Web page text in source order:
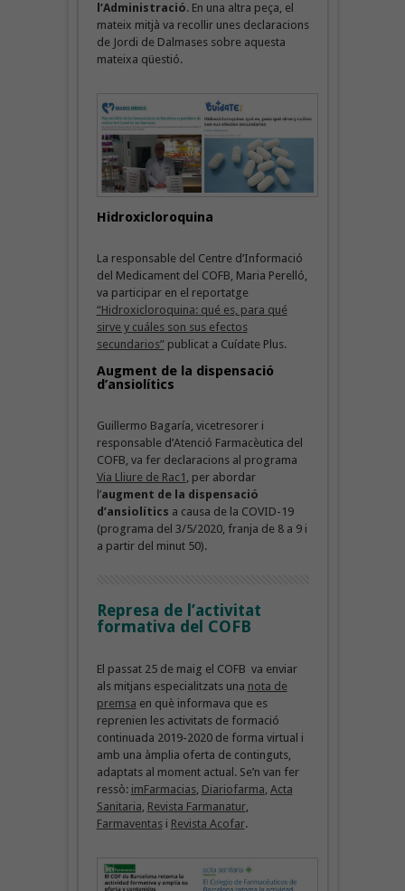
l’Administració. En una altra peça, el
mateix mitjà va recollir unes declaracions
de Jordi de Dalmases sobre aquesta
mateixa qüestió.
Hidroxicloroquina
La responsable del Centre d’Informació
del Medicament del COFB, Maria Perelló,
va participar en el reportatge
“Hidroxicloroquina: qué es, para qué
sirve y cuáles son sus efectos
secundarios”publicat a Cuídate Plus.
Augment de la dispensació
d’ansiolítics
Guillermo Bagaría, vicetresorer i
responsable d’Atenció Farmacèutica del
COFB, va fer declaracions al programa
Via Lliure de Rac1 , per abordar
l’augment de la dispensació
d’ansiolítics a causa de la COVID-19
(programa del 3/5/2020, franja de 8 a 9 i
a partir del minut 50).
Represa de l’activitat
formativa del COFB
El passat 25 de maig el COFB va enviar
als mitjans especialitzats una nota de
premsa en què informava que es
reprenien les activitats de formació
continuada 2019-2020 de forma virtual i
amb una àmplia oferta de continguts,
adaptats al moment actual. Se’n van fer
ressò: imFarmacias, Diariofarma Acta
Sanitaria Revista Farmanatur,
Farmaventasi Revista Acofar.